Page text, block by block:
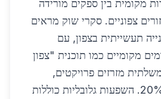
מקומית בין ספקים מורידה
ב-2% באזורים צפוניים. סקרי שוק מראים
של 12% בבנייה תעשייתית בצפון, עם
מקומיים כמו תוכנית "צפון
2026" ממשלתית מזרזים פרויקטים,
מגדילים ביקוש ב-20%. השפעות גלובליות כוללות